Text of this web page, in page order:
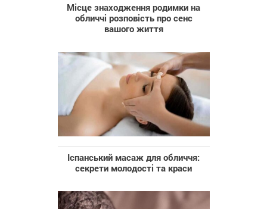
Місце знаходження родимки на
обличчі розповість про сенс
вашого життя
Іспанський масаж для обличчя:
секрети молодості та краси